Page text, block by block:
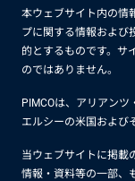
本ウェブサイト内の情
プに関する情報および
的とするものです。サ
のではありません。
PIMCOは、アリアン
エルシーの米国および
当ウェブサイトに掲載
情報・資料等の一部、